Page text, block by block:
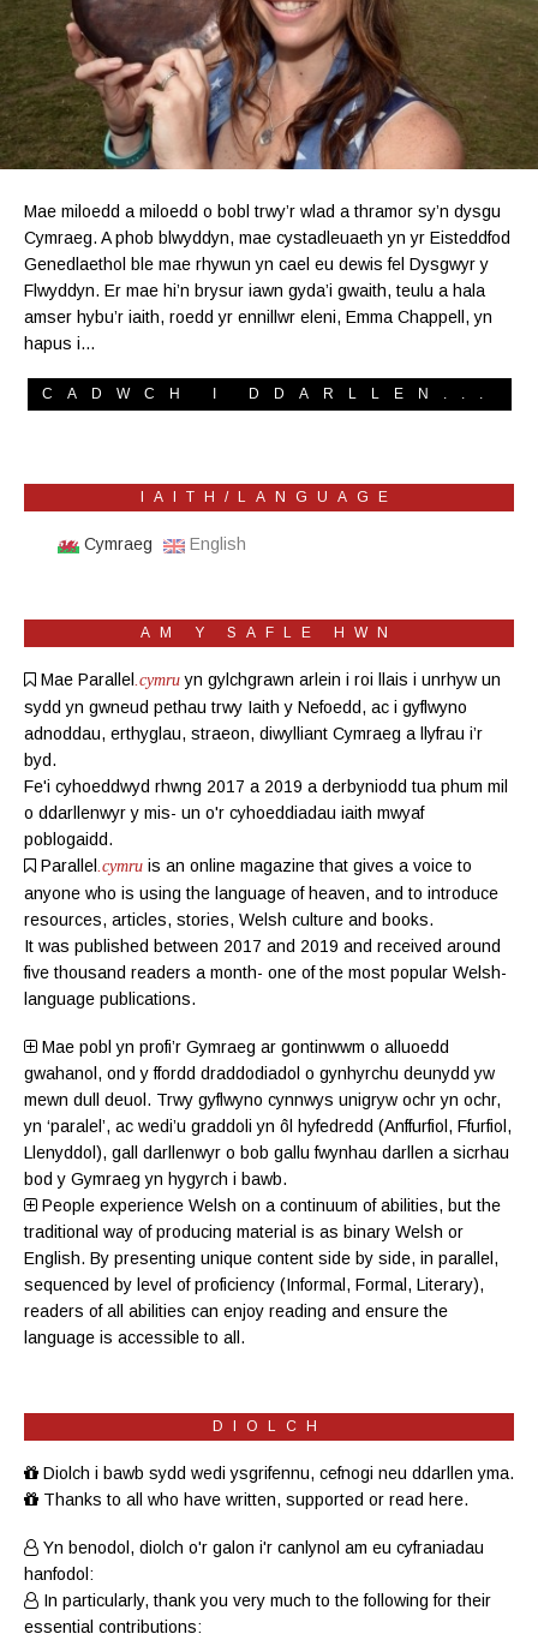
Mae miloedd a miloedd o bobl trwy’r wlad a thramor sy’n dysgu
Cymraeg. A phob blwyddyn, mae cystadleuaeth yn yr Eisteddfod
Genedlaethol ble mae rhywun yn cael eu dewis fel Dysgwyr y
Flwyddyn. Er mae hi’n brysur iawn gyda’i gwaith, teulu a hala
amser hybu’r iaith, roedd yr ennillwr eleni, Emma Chappell, yn
hapus i…
CADWCH I DDARLLEN...
IAITH/LANGUAGE
Cymraeg English
AM Y SAFLE HWN
Mae Parallel .cymru yn gylchgrawn arlein i roi llais i unrhyw un
sydd yn gwneud pethau trwy Iaith y Nefoedd, ac i gyflwyno
adnoddau, erthyglau, straeon, diwylliant Cymraeg a llyfrau i’r
byd.
Fe'i cyhoeddwyd rhwng 2017 a 2019 a derbyniodd tua phum mil
o ddarllenwyr y mis- un o'r cyhoeddiadau iaith mwyaf
poblogaidd.
Parallel .cymru is an online magazine that gives a voice to
anyone who is using the language of heaven, and to introduce
resources, articles, stories, Welsh culture and books.
It was published between 2017 and 2019 and received around
five thousand readers a month- one of the most popular Welsh-
language publications.
Mae pobl yn profi’r Gymraeg ar gontinwwm o alluoedd
gwahanol, ond y ffordd draddodiadol o gynhyrchu deunydd yw
mewn dull deuol. Trwy gyflwyno cynnwys unigryw ochr yn ochr,
yn ‘paralel’, ac wedi’u graddoli yn ôl hyfedredd (Anffurfiol , Ffurfiol ,
Llenyddol ), gall darllenwyr o bob gallu fwynhau darllen a sicrhau
bod y Gymraeg yn hygyrch i bawb.
People experience Welsh on a continuum of abilities, but the
traditional way of producing material is as binary Welsh or
English. By presenting unique content side by side, in parallel,
sequenced by level of proficiency (Informal , Formal , Literary),
readers of all abilities can enjoy reading and ensure the
language is accessible to all.
DIOLCH
Diolch i bawb sydd wedi ysgrifennu, cefnogi neu ddarllen yma.
Thanks to all who have written, supported or read here.
Yn benodol, diolch o'r galon i'r canlynol am eu cyfraniadau
hanfodol:
In particularly, thank you very much to the following for their
essential contributions: